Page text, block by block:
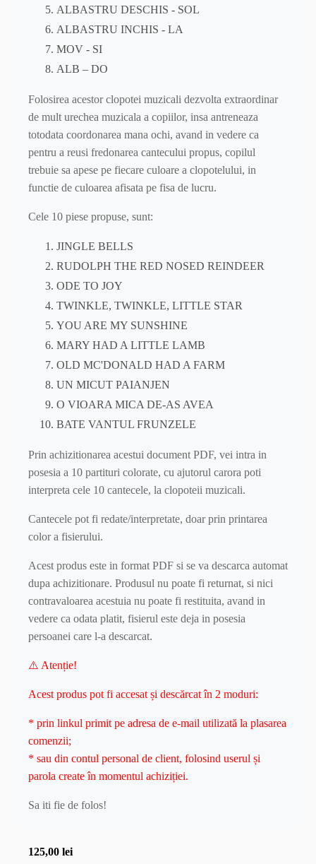
ALBASTRU DESCHIS - SOL
ALBASTRU INCHIS - LA
MOV - SI
ALB – DO
Folosirea acestor clopotei muzicali dezvolta extraordinar
de mult urechea muzicala a copiilor, insa antreneaza
totodata coordonarea mana ochi, avand in vedere ca
pentru a reusi fredonarea cantecului propus, copilul
trebuie sa apese pe fiecare culoare a clopotelului, in
functie de culoarea afisata pe fisa de lucru.
Cele 10 piese propuse, sunt:
JINGLE BELLS
RUDOLPH THE RED NOSED REINDEER
ODE TO JOY
TWINKLE, TWINKLE, LITTLE STAR
YOU ARE MY SUNSHINE
MARY HAD A LITTLE LAMB
OLD MC'DONALD HAD A FARM
UN MICUT PAIANJEN
O VIOARA MICA DE-AS AVEA
BATE VANTUL FRUNZELE
Prin achizitionarea acestui document PDF, vei intra in
posesia a 10 partituri colorate, cu ajutorul carora poti
interpreta cele 10 cantecele, la clopoteii muzicali.
Cantecele pot fi redate/interpretate, doar prin printarea
color a fisierului.
Acest produs este in format PDF si se va descarca automat
dupa achizitionare. Produsul nu poate fi returnat, si nici
contravaloarea acestuia nu poate fi restituita, avand in
vedere ca odata platit, fisierul este deja in posesia
persoanei care l-a descarcat.
⚠️ Atenție!
Acest produs pot fi accesat și descărcat în 2 moduri:
* prin linkul primit pe adresa de e-mail utilizată la plasarea
comenzii;
* sau din contul personal de client, folosind userul și
parola create în momentul achiziției.
Sa iti fie de folos!
125,00 lei